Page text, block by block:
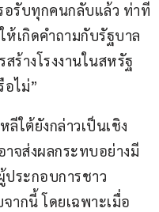
อรับทุกคนกลับแล้ว ท่าที
ห้เกิดคำถามกับรัฐบาล
ร้างโรงงานในสหรัฐ
ไม่”
ใต้ยังกล่าวเป็นเชิง
จส่งผลกระทบอย่างมี
ระกอบการชาว
ากนี้ โดยเฉพาะเมื่อ